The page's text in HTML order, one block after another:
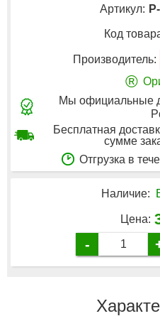
Артикул:
Код
Производитель:
®
Мы официальные
Бесплатная
сумме
Отгрузка в
Наличие:
Цена:
-